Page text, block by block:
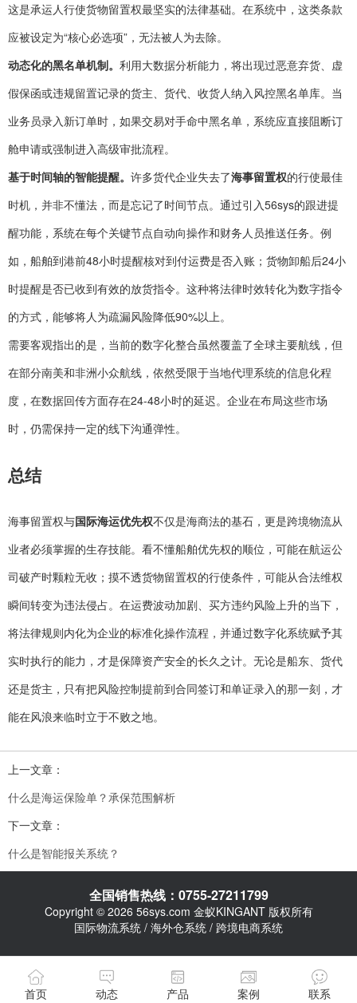
这是承运人行使货物留置权最坚实的法律基础。在系统中，这类条款
应被设定为“核心必选项”，无法被人为去除。
动态化的黑名单机制。 利用大数据分析能力，将出现过恶意弃货、虚
假保函或违规留置记录的货主、货代、收货人纳入风控黑名单库。当
业务员录入新订单时，如果交易对手命中黑名单，系统应直接阻断订
舱申请或强制进入高级审批流程。
基于时间轴的智能提醒。 许多货代企业失去了海事留置权的行使最佳
时机，并非不懂法，而是忘记了时间节点。通过引入56sys的跟进提
醒功能，系统在每个关键节点自动向操作和财务人员推送任务。例
如，船舶到港前48小时提醒核对到付运费是否入账；货物卸船后24小
时提醒是否已收到有效的放货指令。这种将法律时效转化为数字指令
的方式，能够将人为疏漏风险降低90%以上。
需要客观指出的是，当前的数字化整合虽然覆盖了全球主要航线，但
在部分南美和非洲小众航线，依然受限于当地代理系统的信息化程
度，在数据回传方面存在24-48小时的延迟。企业在布局这些市场
时，仍需保持一定的线下沟通弹性。
总结
海事留置权与国际海运优先权不仅是海商法的基石，更是跨境物流从
业者必须掌握的生存技能。看不懂船舶优先权的顺位，可能在航运公
司破产时颗粒无收；摸不透货物留置权的行使条件，可能从合法维权
瞬间转变为违法侵占。在运费波动加剧、买方违约风险上升的当下，
将法律规则内化为企业的标准化操作流程，并通过数字化系统赋予其
实时执行的能力，才是保障资产安全的长久之计。无论是船东、货代
还是货主，只有把风险控制提前到合同签订和单证录入的那一刻，才
能在风浪来临时立于不败之地。
上一文章：
什么是海运保险单？承保范围解析
下一文章：
什么是智能报关系统？
全国销售热线：0755-27211799
Copyright © 2026 56sys.com 金蚁KINGANT 版权所有
国际物流系统 / 海外仓系统 / 跨境电商系统
首页 动态 产品 案例 联系